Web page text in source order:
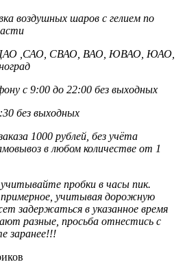
воздушных шаров с гелием по
ЦАО ,САО, СВАО, ВАО, ЮВАО, ЮАО,
с 9:00 до 22:00 без выходных
без выходных
1000 рублей, без учёта
в любом количестве от 1
пробки в часы пик.
примерное, учитывая дорожную
задержаться в указанное время
разные, просьба отнестись с
заранее!!!